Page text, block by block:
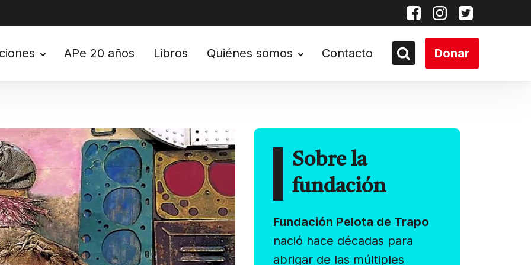
APe 20 años Libros Quiénes somos Contacto Donar
Sobre la
fundación
Fundación Pelota de Trapo
nació hace décadas para
abrigar de las múltiples